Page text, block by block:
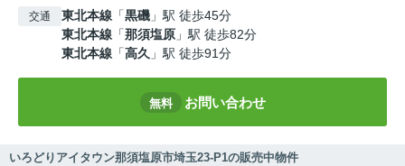
交通 東北本線 「黒磯 」駅 徒歩45分
東北本線 「那須塩原 」駅 徒歩82分
東北本線 「高久 」駅 徒歩91分
無料 お問い合わせ
いろどりアイタウン那須塩原市埼玉23-P1の販売中物件